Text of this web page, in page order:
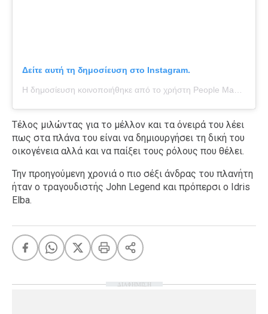
Δείτε αυτή τη δημοσίευση στο Instagram.
Τέλος μιλώντας για το μέλλον και τα όνειρά του λέει
πως στα πλάνα του είναι να δημιουργήσει τη δική του
οικογένεια αλλά και να παίξει τους ρόλους που θέλει.
Την προηγούμενη χρονιά ο πιο σέξι άνδρας του πλανήτη
ήταν ο τραγουδιστής John Legend και πρόπερσι ο Idris
Elba.
ΔΙΑΦΗΜΙΣΗ